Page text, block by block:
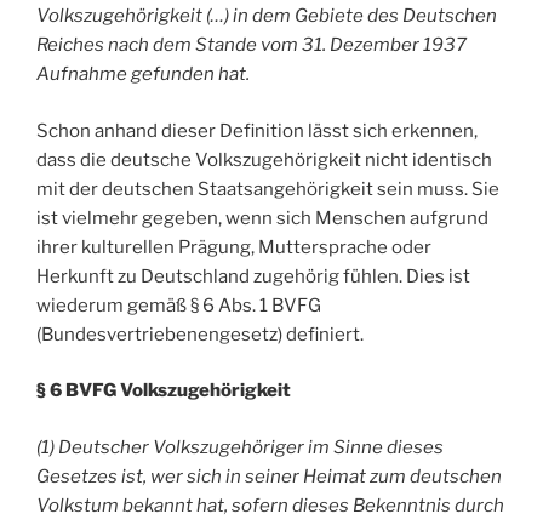
Volkszugehörigkeit (…) in dem Gebiete des Deutschen
Reiches nach dem Stande vom 31. Dezember 1937
Aufnahme gefunden hat.
Schon anhand dieser Definition lässt sich erkennen,
dass die deutsche Volkszugehörigkeit nicht identisch
mit der deutschen Staatsangehörigkeit sein muss. Sie
ist vielmehr gegeben, wenn sich Menschen aufgrund
ihrer kulturellen Prägung, Muttersprache oder
Herkunft zu Deutschland zugehörig fühlen. Dies ist
wiederum gemäß § 6 Abs. 1 BVFG
(Bundesvertriebenengesetz) definiert.
§ 6 BVFG Volkszugehörigkeit
(1) Deutscher Volkszugehöriger im Sinne dieses
Gesetzes ist, wer sich in seiner Heimat zum deutschen
Volkstum bekannt hat, sofern dieses Bekenntnis durch